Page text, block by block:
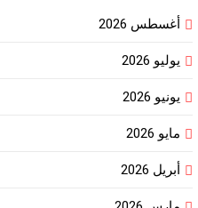
أغسطس 2026
يوليو 2026
يونيو 2026
مايو 2026
أبريل 2026